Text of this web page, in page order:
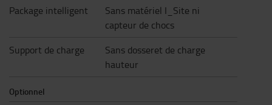
Package intelligent
Sans matériel I_Site ni
capteur de chocs
Support de charge
Sans dosseret de charge
hauteur
Optionnel